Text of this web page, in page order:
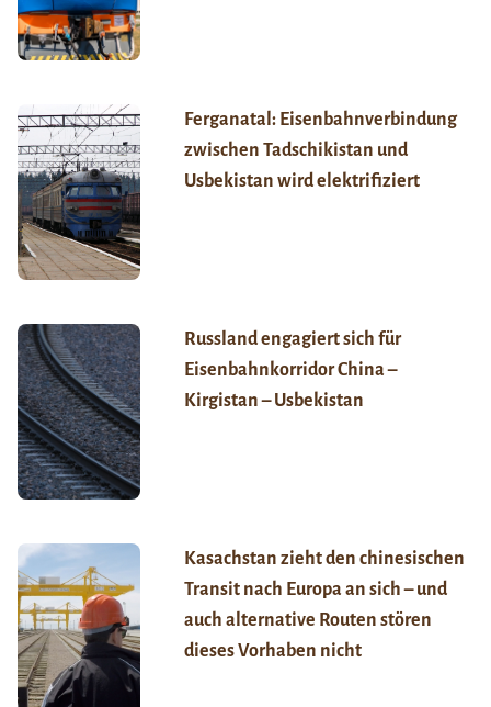
Ferganatal: Eisenbahnverbindung
zwischen Tadschikistan und
Usbekistan wird elektrifiziert
Russland engagiert sich für
Eisenbahnkorridor China –
Kirgistan – Usbekistan
Kasachstan zieht den chinesischen
Transit nach Europa an sich – und
auch alternative Routen stören
dieses Vorhaben nicht